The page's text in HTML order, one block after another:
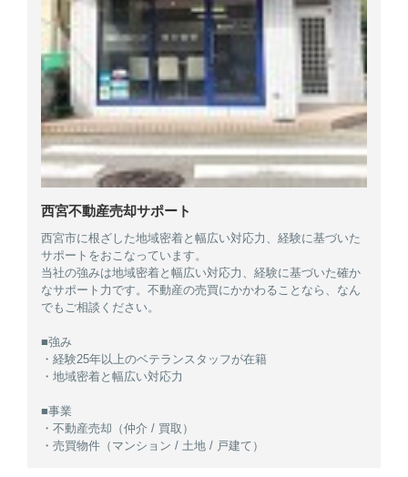
西宮不動産売却サポート
西宮市に根ざした地域密着と幅広い対応力、経験に基づいた
サポートをおこなっています。
当社の強みは地域密着と幅広い対応力、経験に基づいた確か
なサポート力です。不動産の売買にかかわることなら、なん
でもご相談ください。
■強み
・経験25年以上のベテランスタッフが在籍
・地域密着と幅広い対応力
■事業
・不動産売却（仲介 / 買取）
・売買物件（マンション / 土地 / 戸建て）